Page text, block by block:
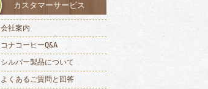
カスタマーサービス
会社案内
コナコーヒーQ&A
シルバー製品について
よくあるご質問と回答